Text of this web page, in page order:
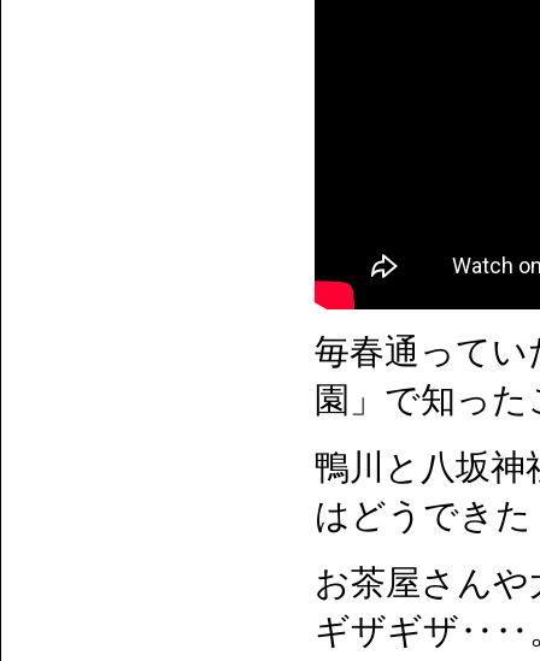
毎春通ってい
園」で知っ
鴨川と八坂神
はどうできた
お茶屋さん
ギザギザ‥‥